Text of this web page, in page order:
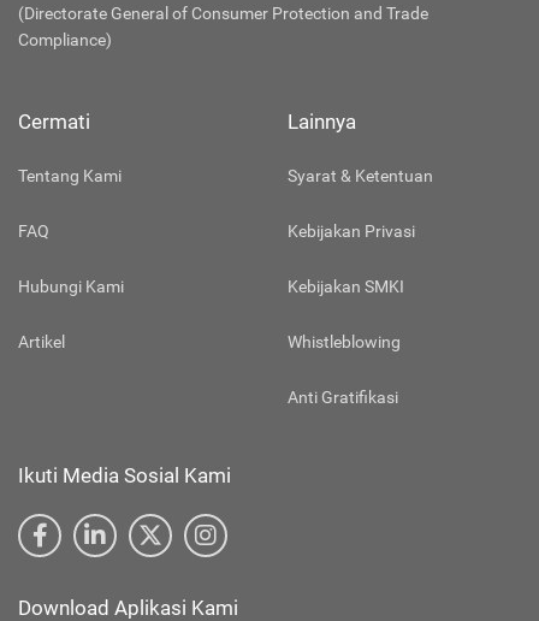
(Directorate General of Consumer Protection and Trade
Compliance)
Cermati
Tentang Kami
FAQ
Hubungi Kami
Artikel
Lainnya
Syarat & Ketentuan
Kebijakan Privasi
Kebijakan SMKI
Whistleblowing
Anti Gratifikasi
Ikuti Media Sosial Kami
Download Aplikasi Kami